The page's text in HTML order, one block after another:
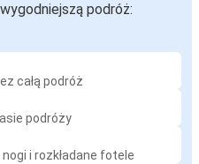
podróż:
całą podróż
podróży
i rozkładane fotele